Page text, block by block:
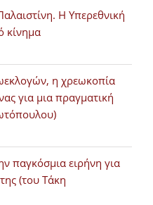
Η Υπερεθνική
κίνημα
η χρεωκοπία
για μια πραγματική
παγκόσμια ειρήνη για
(του Τάκη